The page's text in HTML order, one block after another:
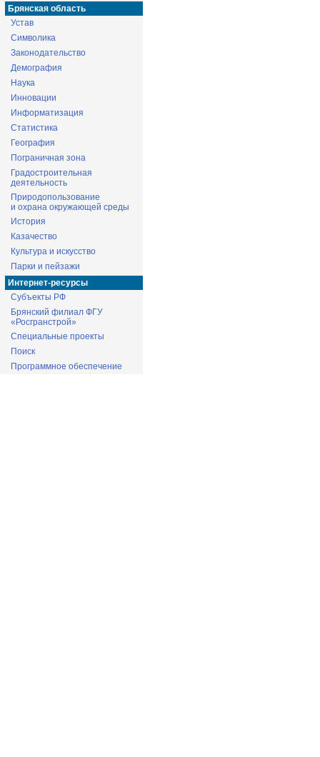
Брянская область
Устав
Символика
Законодательство
Демография
Наука
Инновации
Информатизация
Статистика
География
Пограничная зона
Градостроительная
деятельность
Природопользование
и охрана окружающей среды
История
Казачество
Культура и искусство
Парки и пейзажи
Интернет-ресурсы
Субъекты РФ
Брянский филиал ФГУ
«Росгранстрой»
Специальные проекты
Поиск
Программное обеспечение